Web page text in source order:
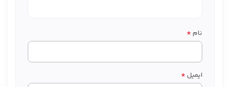
نام *
ایمیل *